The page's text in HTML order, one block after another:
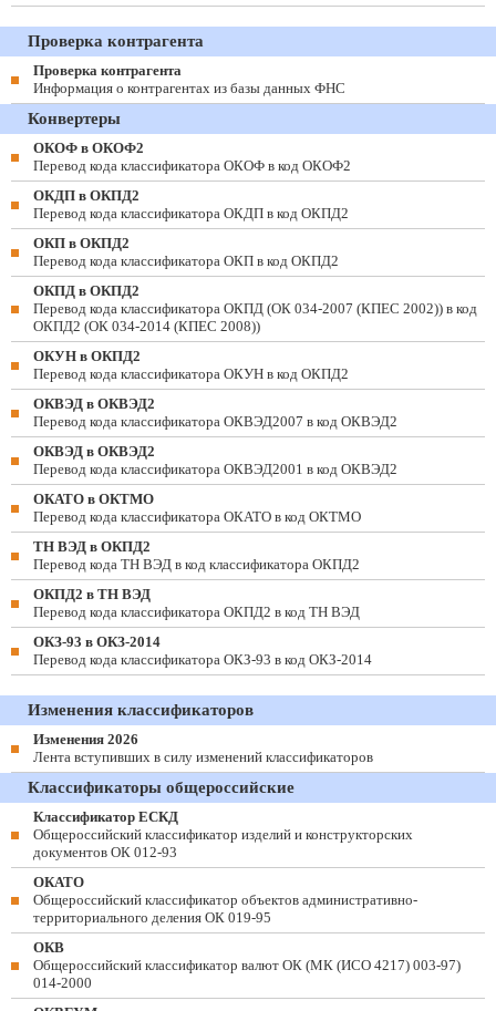
Проверка контрагента
Проверка контрагента
Информация о контрагентах из базы данных ФНС
Конвертеры
ОКОФ в ОКОФ2
Перевод кода классификатора ОКОФ в код ОКОФ2
ОКДП в ОКПД2
Перевод кода классификатора ОКДП в код ОКПД2
ОКП в ОКПД2
Перевод кода классификатора ОКП в код ОКПД2
ОКПД в ОКПД2
Перевод кода классификатора ОКПД (ОК 034-2007 (КПЕС 2002)) в код
ОКПД2 (ОК 034-2014 (КПЕС 2008))
ОКУН в ОКПД2
Перевод кода классификатора ОКУН в код ОКПД2
ОКВЭД в ОКВЭД2
Перевод кода классификатора ОКВЭД2007 в код ОКВЭД2
ОКВЭД в ОКВЭД2
Перевод кода классификатора ОКВЭД2001 в код ОКВЭД2
ОКАТО в ОКТМО
Перевод кода классификатора ОКАТО в код ОКТМО
ТН ВЭД в ОКПД2
Перевод кода ТН ВЭД в код классификатора ОКПД2
ОКПД2 в ТН ВЭД
Перевод кода классификатора ОКПД2 в код ТН ВЭД
ОКЗ-93 в ОКЗ-2014
Перевод кода классификатора ОКЗ-93 в код ОКЗ-2014
Изменения классификаторов
Изменения 2026
Лента вступивших в силу изменений классификаторов
Классификаторы общероссийские
Классификатор ЕСКД
Общероссийский классификатор изделий и конструкторских
документов ОК 012-93
ОКАТО
Общероссийский классификатор объектов административно-
территориального деления ОК 019-95
ОКВ
Общероссийский классификатор валют ОК (МК (ИСО 4217) 003-97)
014-2000